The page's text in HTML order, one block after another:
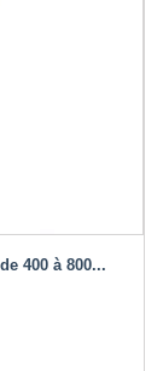
400 à 800...